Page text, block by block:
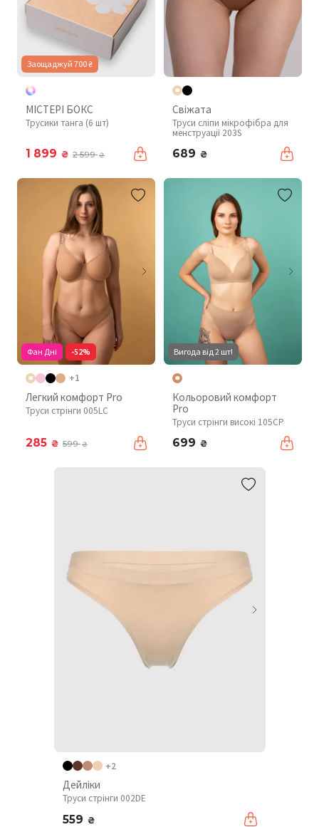
Заощаджуй 700 ₴
МІСТЕРІ БОКС
Трусики танга (6 шт)
1 899 ₴ 2 599₴
Свіжата
Труси сліпи мікрофібра для
менструації 203S
689 ₴
Фан Дні -52%
+1
Легкий комфорт Pro
Труси стрінги 005LC
285 ₴ 599₴
Вигода від 2 шт!
Кольоровий комфорт
Pro
Труси стрінги високі 105CP
699 ₴
+2
Дейліки
Труси стрінги 002DE
559 ₴